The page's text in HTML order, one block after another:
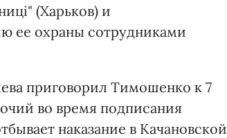
(Харьков) и
ее охраны сотрудниками
приговорил Тимошенко к 7
во время подписания
наказание в Качановской